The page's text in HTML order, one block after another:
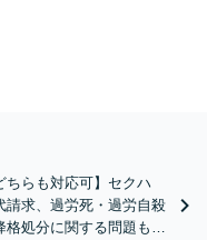
ちらも対応可】セクハ
請求、過労死・過労自殺
格処分に関する問題もご